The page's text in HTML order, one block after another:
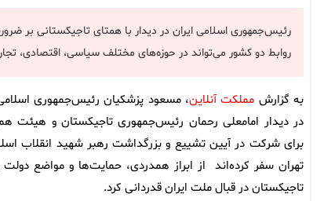
رئیس‌جمهوری اسلامی ایران در دیدار با همتای تاجیکستانی بر
روابط دو کشور می‌تواند در حوزه‌های مختلف سیاسی، اقتصادی،
به گزارش مملکت آنلاین، مسعود پزشکیان رئیس‌جمهوری
در دیدار امامعلی رحمان رئیس‌جمهوری تاجیکستان و هیئت
برای شرکت در آیین تشییع و بزرگداشت رهبر شهید انقلاب
تهران سفر کرده‌اند از ابراز همدردی، حمایت‌ها و مواضع
تاجیکستان در قبال ملت ایران قدردانی کرد.